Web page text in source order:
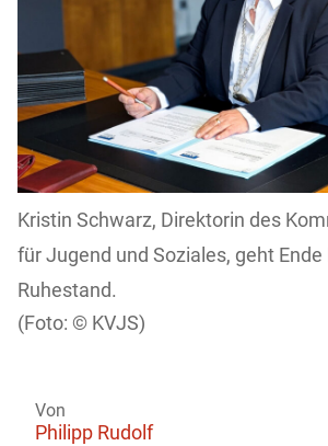
Kristin Schwarz, Direktorin des
für Jugend und Soziales, geht Ende
Ruhestand.
KVJS)
Von
Philipp Rudolf